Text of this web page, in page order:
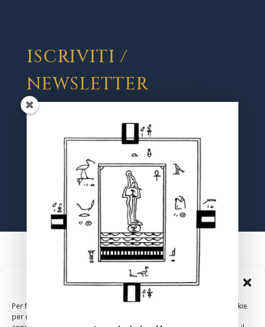
Gestisci Consenso Cookie
Per fornire le migliori esperienze, utilizziamo tecnologie come i cookie
per memorizzare e/o accedere alle informazioni del dispositivo. Il
ISCRIVITI /
NEWSLETTER
Registrati